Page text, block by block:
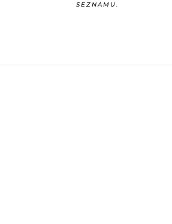
SEZNAMU.